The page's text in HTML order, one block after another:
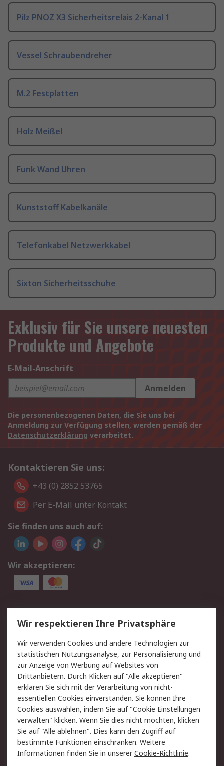
Pilz PNOZ X3 Sicherheitsrelais 2-Kanal 1
Vessel Schraubendreher
M.2 Festplatten
Holz Meißel
Funk Wand Uhren
Kunststoff Kabelkanäle
Telefonkabel Netzwerkkabel
Sixton Sicherheitsschuhe
Exklusiv für Sie unsere neuesten
Produkte und Angebote
E-Mail-Anschrift
Anmelden
Die personenbezogenen Daten, die Sie uns bei
Anmeldung zur Verfügung stellen, werden gemäß der
Datenschutzerklärung verarbeitet.
Kontaktieren Sie uns:
+43 (0) 2852 53765
Per E-Mail unter Kontakt
Sie finden uns auch auf:
Wir akzeptieren:
Service
Value Added Services
Lieferlösungen
Rücksendung/Entsorgung Kontakt
Hilfe
Rechtliches
RS Verkaufs- und
Lieferbedingungen
Datenschutz
Cookie-Richtlinie
Zahlungsbedingungen
Impressum
Webseite Konditionen
Wir respektieren Ihre Privatsphäre
Wir verwenden Cookies und andere Technologien zur
statistischen Nutzungsanalyse, zur Personalisierung und
zur Anzeige von Werbung auf Websites von
Drittanbietern. Durch Klicken auf "Alle akzeptieren"
erklären Sie sich mit der Verarbeitung von nicht-
essentiellen Cookies einverstanden. Sie können Ihre
Cookies auswählen, indem Sie auf "Cookie Einstellungen
verwalten" klicken. Wenn Sie dies nicht möchten, klicken
Sie auf "Alle ablehnen". Dies kann den Zugriff auf
bestimmte Funktionen einschränken. Weitere
Informationen finden Sie in unsererCookie-Richtlinie.